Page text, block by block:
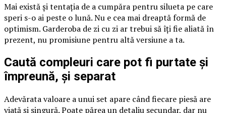
Mai există și tentația de a cumpăra pentru silueta pe care
speri s-o ai peste o lună. Nu e cea mai dreaptă formă de
optimism. Garderoba de zi cu zi ar trebui să îți fie aliată în
prezent, nu promisiune pentru altă versiune a ta.
Caută compleuri care pot fi purtate și
împreună, și separat
Adevărata valoare a unui set apare când fiecare piesă are
viață și singură. Poate părea un detaliu secundar, dar nu